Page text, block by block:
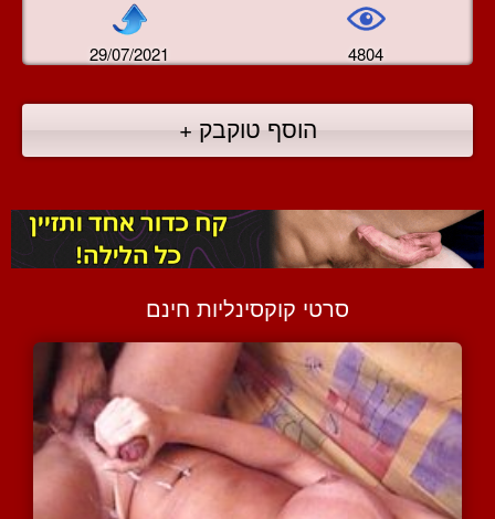
29/07/2021 4804
הוסף טוקבק +
סרטי קוקסינליות חינם